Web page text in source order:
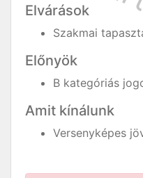
Elvárások
Szakmai
Előnyök
B kategóriás
Amit kínálunk
Versenyképes